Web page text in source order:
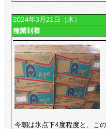
2024年3月21日（木）
種菌到着
今朝は氷点下4度程度と、こ